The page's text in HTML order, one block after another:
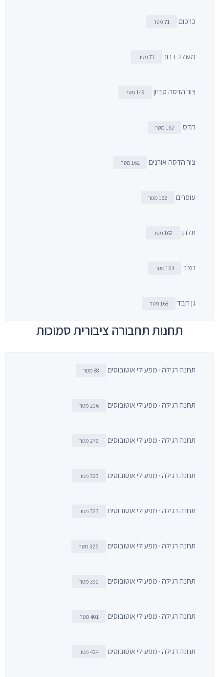
כרכום 71 מטר
משלב דרור 71 מטר
צור הדסה סביון 149 מטר
הדס 162 מטר
צור הדסה אורנים 162 מטר
עופרים 162 מטר
תלתן 162 מטר
חצב 164 מטר
גן חבד 168 מטר
תחנות תחבורה ציבורית סמוכות
תחנה רגילה · מפעילי אוטובוסים 88 מטר
תחנה רגילה · מפעילי אוטובוסים 206 מטר
תחנה רגילה · מפעילי אוטובוסים 279 מטר
תחנה רגילה · מפעילי אוטובוסים 323 מטר
תחנה רגילה · מפעילי אוטובוסים 323 מטר
תחנה רגילה · מפעילי אוטובוסים 325 מטר
תחנה רגילה · מפעילי אוטובוסים 390 מטר
תחנה רגילה · מפעילי אוטובוסים 401 מטר
תחנה רגילה · מפעילי אוטובוסים 424 מטר